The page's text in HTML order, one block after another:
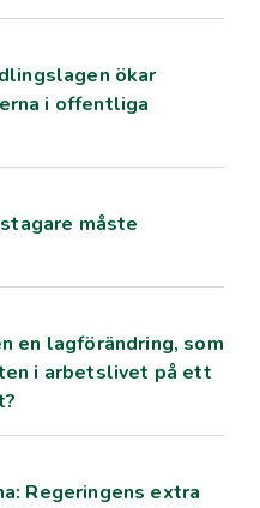
ökar
i offentliga
måste
en lagförändring, som
i arbetslivet på ett
Regeringens extra